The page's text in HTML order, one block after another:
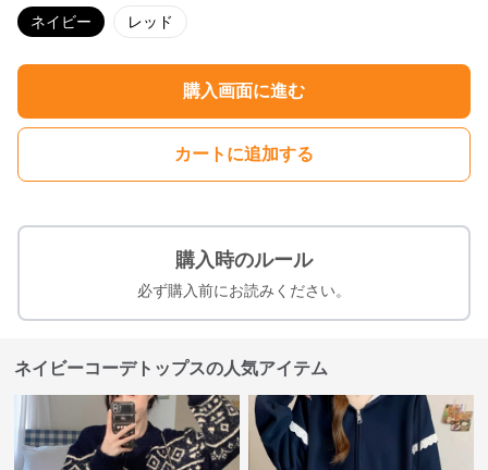
ネイビー レッド
購入画面に進む
カートに追加する
購入時のルール
必ず購入前にお読みください。
ネイビーコーデトップスの人気アイテム